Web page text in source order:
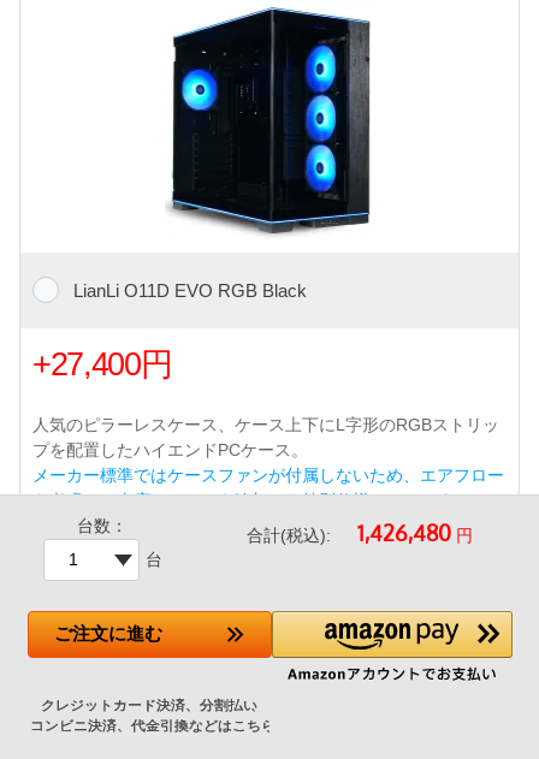
LianLi O11D EVO RGB Black
+27,400円
人気のピラーレスケース、ケース上下にL字形のRGBストリッ
プを配置したハイエンドPCケース。
メーカー標準ではケースファンが付属しないため、エアフロー
を考慮して当店でファンを追加した特別仕様モデルです。
120mm アドレサブルRGBファン 4基(フロント 3基 リア 1基)
標準搭載（ショップ追加）
見えるパネル/最大3基の360mmラジエーターが搭載可能な拡
/フロントUSB 3ポート (Type-C x1/Type A x2)
・ボトムダストフィルタ
/420mmまでの大型ラジエータ対応 など
台数：
台
合計(税込): 円
ご注文に進む